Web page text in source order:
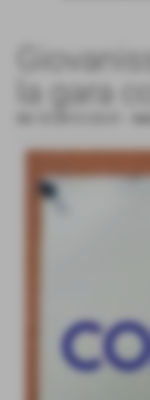
la gara